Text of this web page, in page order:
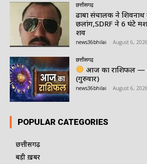
छत्तीसगढ़
ढाबा संचालक ने शिवनाथ
छलांग,SDRF ने 6 घंटे
शव
news36bhilai August 6, 2026
छत्तीसगढ़
आज का राशिफल —
(गुरुवार)
news36bhilai August 6, 2026
POPULAR CATEGORIES
छत्तीसगढ़
बड़ी ख़बर